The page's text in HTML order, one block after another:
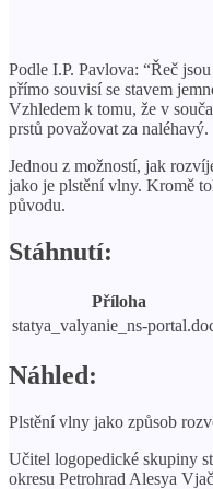
Podle I.P. Pavlova: “Řeč
přímo souvisí se stavem
Vzhledem k tomu, že v
prstů považovat za naléhavý.
Jednou z možností, jak
jako je plstění vlny. Kromě
původu.
Stáhnutí:
Příloha
statya_valyanie_ns-
Náhled:
Plstění vlny jako způsob
Učitel logopedické skupiny
okresu Petrohrad Alesya